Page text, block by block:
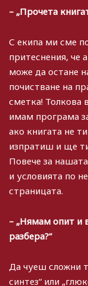
– „Прочета
С екипа ми сме
притеснения, че
може да остане
почистване на
сметка! Толкова
имам програма
ако книгата не
изпратиш и ще
Повече за
и условията по
страницата.
– „Нямам опит и
разбера?“
Да чуеш сложни
синтез“ или